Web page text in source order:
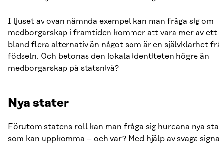
I ljuset av ovan nämnda exempel kan man fråga sig om
medborgarskap i framtiden kommer att vara mer av ett
bland flera alternativ än något som är en självklarhet
födseln. Och betonas den lokala identiteten högre än
medborgarskap på statsnivå?
Nya stater
Förutom statens roll kan man fråga sig hurdana nya
som kan uppkomma – och var? Med hjälp av svaga